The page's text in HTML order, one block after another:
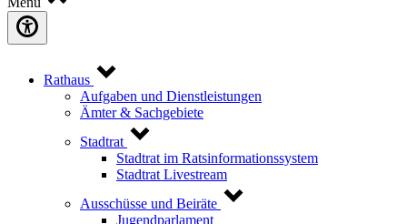
Rathaus
Aufgaben und Dienstleistungen
Ämter & Sachgebiete
Stadtrat
Stadtrat im Ratsinformationssystem
Stadtrat Livestream
Ausschüsse und Beiräte
Jugendparlament